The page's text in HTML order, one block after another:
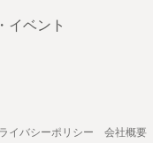
イベント
イバシーポリシー 会社概要